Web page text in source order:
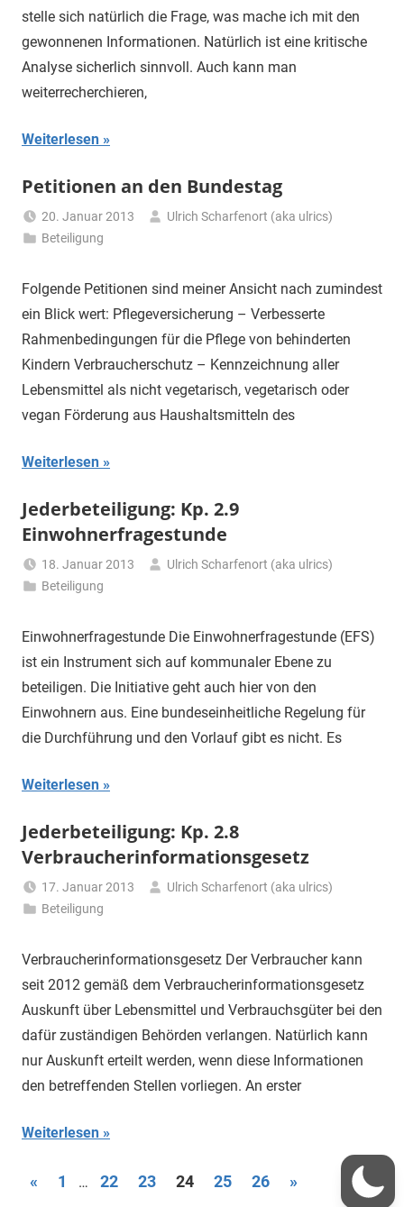
stelle sich natürlich die Frage, was mache ich mit den
gewonnenen Informationen. Natürlich ist eine kritische
Analyse sicherlich sinnvoll. Auch kann man
weiterrecherchieren,
Weiterlesen
Petitionen an den Bundestag
20. Januar 2013
Ulrich Scharfenort (aka ulrics)
Beteiligung
Folgende Petitionen sind meiner Ansicht nach zumindest
ein Blick wert: Pflegeversicherung – Verbesserte
Rahmenbedingungen für die Pflege von behinderten
Kindern Verbraucherschutz – Kennzeichnung aller
Lebensmittel als nicht vegetarisch, vegetarisch oder
vegan Förderung aus Haushaltsmitteln des
Weiterlesen
Jederbeteiligung: Kp. 2.9
Einwohnerfragestunde
18. Januar 2013
Ulrich Scharfenort (aka ulrics)
Beteiligung
Einwohnerfragestunde Die Einwohnerfragestunde (EFS)
ist ein Instrument sich auf kommunaler Ebene zu
beteiligen. Die Initiative geht auch hier von den
Einwohnern aus. Eine bundeseinheitliche Regelung für
die Durchführung und den Vorlauf gibt es nicht. Es
Weiterlesen
Jederbeteiligung: Kp. 2.8
Verbraucherinformationsgesetz
17. Januar 2013
Ulrich Scharfenort (aka ulrics)
Beteiligung
Verbraucherinformationsgesetz Der Verbraucher kann
seit 2012 gemäß dem Verbraucherinformationsgesetz
Auskunft über Lebensmittel und Verbrauchsgüter bei den
dafür zuständigen Behörden verlangen. Natürlich kann
nur Auskunft erteilt werden, wenn diese Informationen
den betreffenden Stellen vorliegen. An erster
Weiterlesen
Seitennummerierung
« Vorherige
1 … 22 23 24 25 26
Nächste
»